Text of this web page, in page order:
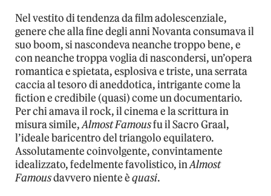
Nel vestito di tendenza da film adolescenziale,
genere che alla fine degli anni Novanta consumava il
suo boom, si nascondeva neanche troppo bene, e
con neanche troppa voglia di nascondersi, un’opera
romantica e spietata, esplosiva e triste, una serrata
caccia al tesoro di aneddotica, intrigante come la
fiction e credibile (quasi) come un documentario.
Per chi amava il rock, il cinema e la scrittura in
misura simile,Almost Famousfu il Sacro Graal,
l’ideale baricentro del triangolo equilatero.
Assolutamente coinvolgente, convintamente
idealizzato, fedelmente favolistico, inAlmost
Famousdavvero niente èquasi.